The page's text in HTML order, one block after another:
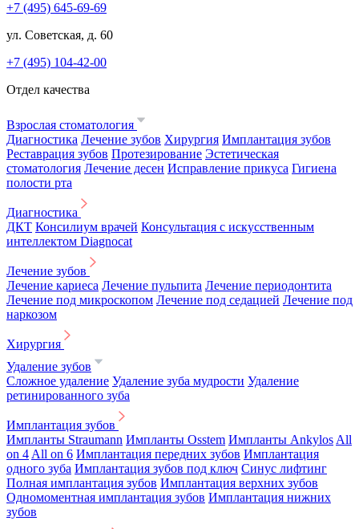
+7 (495) 645-69-69
ул. Советская, д. 60
+7 (495) 104-42-00
Отдел качества
Взрослая стоматология
Диагностика Лечение зубов Хирургия Имплантация зубов
Реставрация зубов Протезирование Эстетическая
стоматология Лечение десен Исправление прикуса Гигиена
полости рта
Диагностика
ДКТ Консилиум врачей Консультация с искусственным
интеллектом Diagnocat
Лечение зубов
Лечение кариеса Лечение пульпита Лечение периодонтита
Лечение под микроскопом Лечение под седацией Лечение под
наркозом
Хирургия
Удаление зубов
Сложное удаление Удаление зуба мудрости Удаление
ретинированного зуба
Имплантация зубов
Импланты Straumann Импланты Osstem Импланты Ankylos All
on 4 All on 6 Имплантация передних зубов Имплантация
одного зуба Имплантация зубов под ключ Синус лифтинг
Полная имплантация зубов Имплантация верхних зубов
Одномоментная имплантация зубов Имплантация нижних
зубов